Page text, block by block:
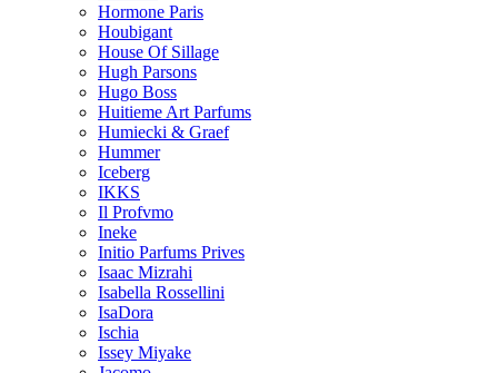
Hormone Paris
Houbigant
House Of Sillage
Hugh Parsons
Hugo Boss
Huitieme Art Parfums
Humiecki & Graef
Hummer
Iceberg
IKKS
Il Profvmo
Ineke
Initio Parfums Prives
Isaac Mizrahi
Isabella Rossellini
IsaDora
Ischia
Issey Miyake